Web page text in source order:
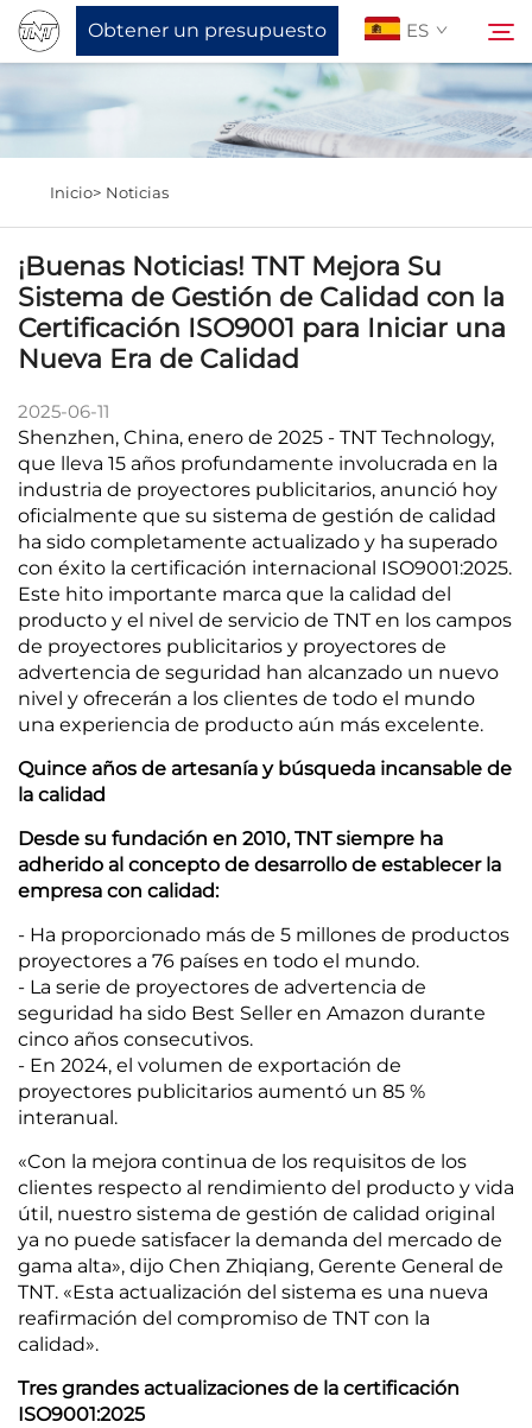
Obtener un presupuesto ES
Noticias
Apoyo
Contáctanos
Inicio> Noticias
¡Buenas Noticias! TNT Mejora Su
Sistema de Gestión de Calidad con la
Certificación ISO9001 para Iniciar una
Nueva Era de Calidad
2025-06-11
Shenzhen, China, enero de 2025 - TNT Technology,
que lleva 15 años profundamente involucrada en la
industria de proyectores publicitarios, anunció hoy
oficialmente que su sistema de gestión de calidad
ha sido completamente actualizado y ha superado
con éxito la certificación internacional ISO9001:2025.
Este hito importante marca que la calidad del
producto y el nivel de servicio de TNT en los campos
de proyectores publicitarios y proyectores de
advertencia de seguridad han alcanzado un nuevo
nivel y ofrecerán a los clientes de todo el mundo
una experiencia de producto aún más excelente.
Quince años de artesanía y búsqueda incansable de
la calidad
Desde su fundación en 2010, TNT siempre ha
adherido al concepto de desarrollo de establecer la
empresa con calidad:
- Ha proporcionado más de 5 millones de productos
proyectores a 76 países en todo el mundo.
- La serie de proyectores de advertencia de
seguridad ha sido Best Seller en Amazon durante
cinco años consecutivos.
- En 2024, el volumen de exportación de
proyectores publicitarios aumentó un 85 %
interanual.
«Con la mejora continua de los requisitos de los
clientes respecto al rendimiento del producto y vida
útil, nuestro sistema de gestión de calidad original
ya no puede satisfacer la demanda del mercado de
gama alta», dijo Chen Zhiqiang, Gerente General de
TNT. «Esta actualización del sistema es una nueva
reafirmación del compromiso de TNT con la
calidad».
Tres grandes actualizaciones de la certificación
ISO9001:2025